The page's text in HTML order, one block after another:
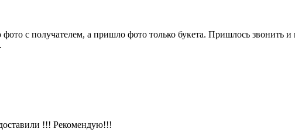
с получателем, а пришло фото только букета. Пришлось
!!! Рекомендую!!!